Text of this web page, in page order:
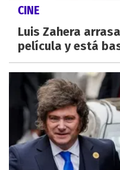
CINE
Luis Zahera
película y está